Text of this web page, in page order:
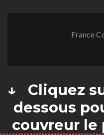
France
↓ Cliquez
dessous
couvreur